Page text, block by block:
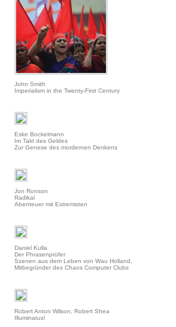
John Smith
Imperialism in the Twenty-First Century
Eske Bockelmann
Im Takt des Geldes
Zur Genese des mordernen Denkens
Jon Ronson
Radikal
Abenteuer mit Extremisten
Daniel Kulla
Der Phrasenprüfer
Szenen aus dem Leben von Wau Holland,
Mitbegründer des Chaos Computer Clubs
Robert Anton Wilson, Robert Shea
Illuminatus!